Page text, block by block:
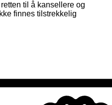
til å kansellere og
finnes tilstrekkelig